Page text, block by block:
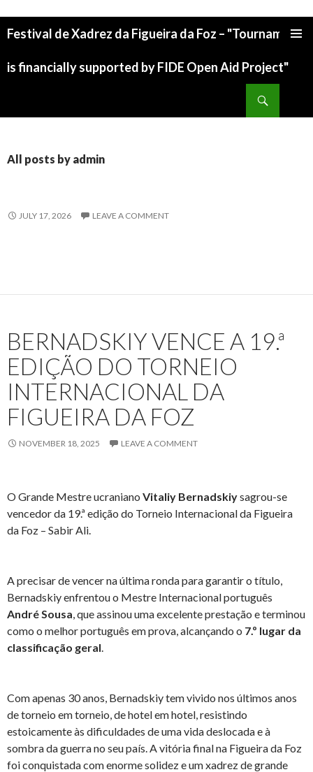
Festival de Xadrez da Figueira da Foz – "Tournament
is financially supported by FIDE Open Aid Project"
All posts by admin
JULY 17, 2026 LEAVE A COMMENT
BERNADSKIY VENCE A 19.ª
EDIÇÃO DO TORNEIO
INTERNACIONAL DA
FIGUEIRA DA FOZ
NOVEMBER 18, 2025 LEAVE A COMMENT
O Grande Mestre ucraniano Vitaliy Bernadskiysagrou-se
vencedor da 19.ª edição do Torneio Internacional da Figueira
da Foz – Sabir Ali.
A precisar de vencer na última ronda para garantir o título,
Bernadskiy enfrentou o Mestre Internacional português
André Sousa, que assinou uma excelente prestação e terminou
como o melhor português em prova, alcançando o 7.º lugar da
classificação geral.
Com apenas 30 anos, Bernadskiy tem vivido nos últimos anos
de torneio em torneio, de hotel em hotel, resistindo
estoicamente às dificuldades de uma vida deslocada e à
sombra da guerra no seu país. A vitória final na Figueira da Foz
foi conquistada com enorme solidez e um xadrez de grande